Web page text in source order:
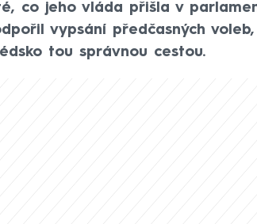
co jeho vláda přišla v
vypsání předčasných
tou správnou cestou.